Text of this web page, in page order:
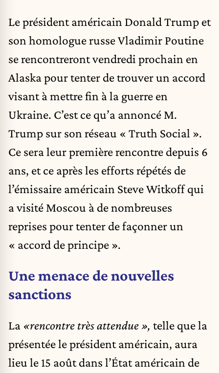
Le président américain Donald Trump et
son homologue russe Vladimir Poutine
se rencontreront vendredi prochain en
Alaska pour tenter de trouver un accord
visant à mettre fin à la guerre en
Ukraine. C’est ce qu’a annoncé M.
Trump sur son réseau « Truth Social ».
Ce sera leur première rencontre depuis 6
ans, et ce après les efforts répétés de
l’émissaire américain Steve Witkoff qui
a visité Moscou à de nombreuses
reprises pour tenter de façonner un
« accord de principe ».
Une menace de nouvelles
sanctions
La «rencontre très attendue », telle que la
présentée le président américain, aura
lieu le 15 août dans l’État américain de